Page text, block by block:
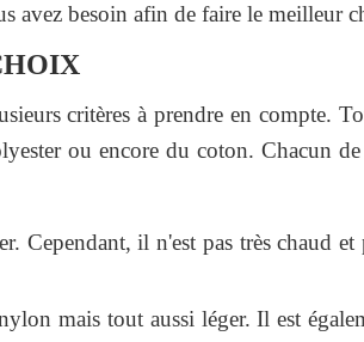
avez besoin afin de faire le meilleur
critères à prendre en compte.
ou encore du coton. Chacun de
Cependant, il n'est pas très chaud
mais tout aussi léger. Il est